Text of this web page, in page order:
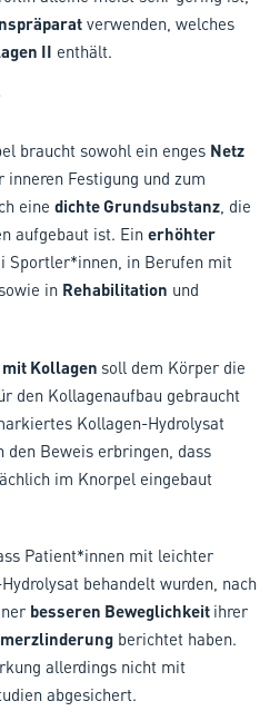
verwenden, welches
II enthält.
braucht sowohl ein enges Netz
inneren Festigung und zum
eine dichte Grundsubstanz , die
aufgebaut ist. Ein erhöhter
Sportler*innen, in Berufen mit
sowie in Rehabilitation und
Kollagen soll dem Körper die
den Kollagenaufbau gebraucht
Kollagen-Hydrolysat
Beweis erbringen, dass
im Knorpel eingebaut
Patient*innen mit leichter
behandelt wurden, nach
besseren Beweglichkeit ihrer
berichtet haben.
allerdings nicht mit
abgesichert.